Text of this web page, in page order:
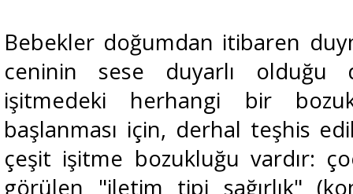
Bebekler doğumdan itibaren
ceninin sese duyarlı olduğu
işitmedeki herhangi bir
başlanması için, derhal teşhis
çeşit işitme bozukluğu vardır:
görülen "iletim tipi sağırlık"